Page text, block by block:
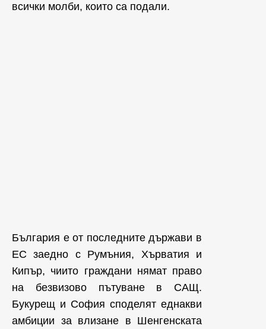
всички молби, които са подали.
България е от последните държави в
ЕС заедно с Румъния, Хърватия и
Кипър, чиито граждани нямат право
на безвизово пътуване в САЩ.
Букурещ и София споделят еднакви
амбиции за влизане в Шенгенската